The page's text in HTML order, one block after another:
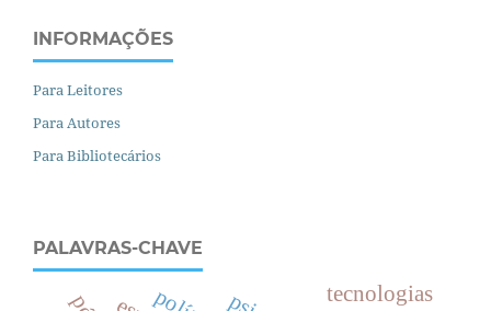
INFORMAÇÕES
Para Leitores
Para Autores
Para Bibliotecários
PALAVRAS-CHAVE
tecnologias